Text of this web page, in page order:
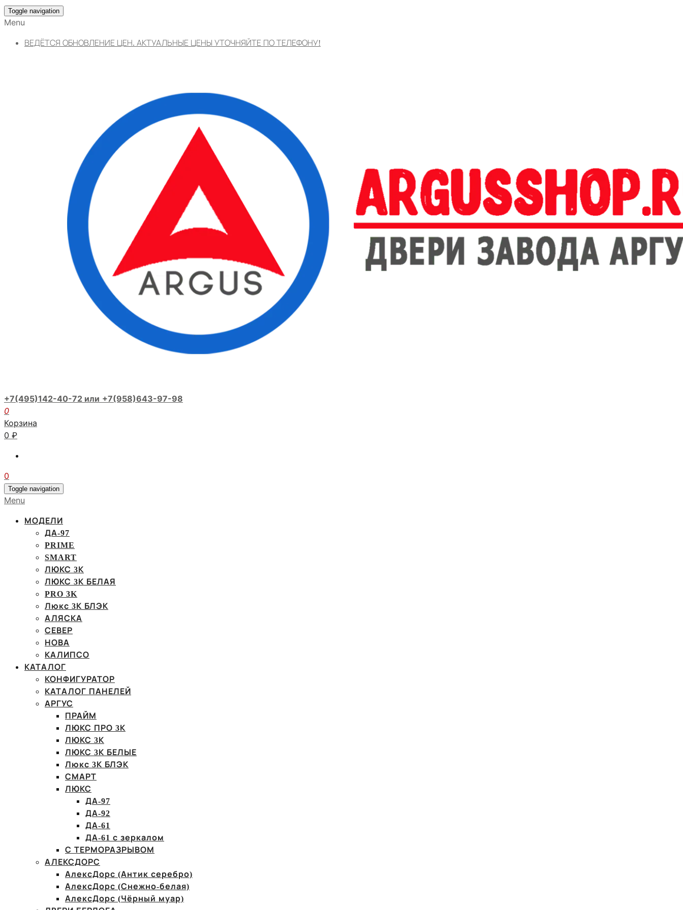
Toggle navigation
Menu
ВЕДЁТСЯ ОБНОВЛЕНИЕ ЦЕН. АКТУАЛЬНЫЕ ЦЕНЫ УТОЧНЯЙТЕ ПО ТЕЛЕФОНУ!
+7(495)142-40-72 или +7(958)643-97-98
0
Корзина
0 ₽
0
Toggle navigation
Menu
МОДЕЛИ
ДА-97
PRIME
SMART
ЛЮКС 3К
ЛЮКС 3К БЕЛАЯ
PRO 3K
Люкс 3К БЛЭК
АЛЯСКА
СЕВЕР
НОВА
КАЛИПСО
КАТАЛОГ
КОНФИГУРАТОР
КАТАЛОГ ПАНЕЛЕЙ
АРГУС
ПРАЙМ
ЛЮКС ПРО 3К
ЛЮКС 3К
ЛЮКС 3К БЕЛЫЕ
Люкс 3К БЛЭК
СМАРТ
ЛЮКС
ДА-97
ДА-92
ДА-61
ДА-61 с зеркалом
С ТЕРМОРАЗРЫВОМ
АЛЕКСДОРС
АлексДорс (Антик серебро)
АлексДорс (Снежно-белая)
АлексДорс (Чёрный муар)